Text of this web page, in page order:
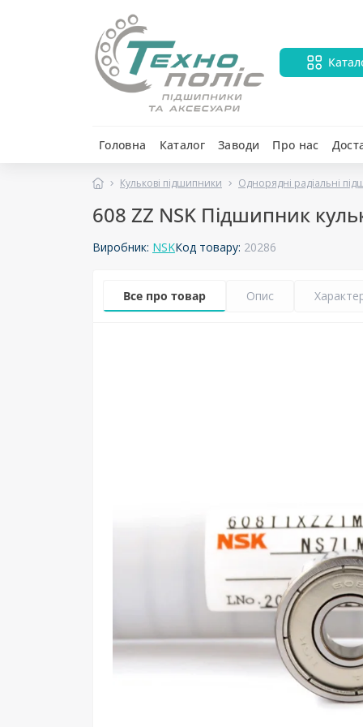
Головна Каталог Заводи Про нас
Кулькові підшипники Однорядні радіальні
608 ZZ NSK Підшипник
Виробник: NSKКод товару: 20286
Все про товар Опис